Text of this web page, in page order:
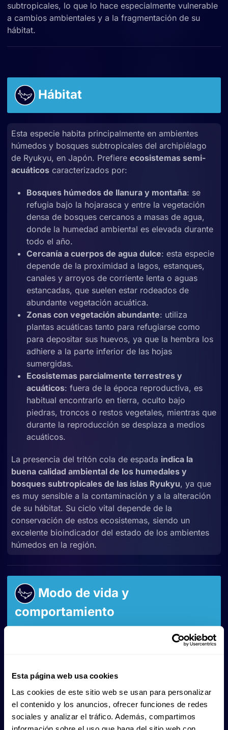
Esta página web usa cookies
Las cookies de este sitio web se usan para personalizar
el contenido y los anuncios, ofrecer funciones de redes
sociales y analizar el tráfico. Además, compartimos
subtropicales, lo que lo hace especialmente vulnerable
a cambios ambientales y a la fragmentación de su
hábitat.
Hábitat
Esta especie habita principalmente en ambientes
húmedos y bosques subtropicales del archipiélago
de Ryukyu, en Japón. Prefiere ecosistemas semi-
acuáticos caracterizados por:
Bosques húmedos de llanura y montaña: se
refugia bajo la hojarasca y entre la vegetación
densa de bosques cercanos a masas de agua,
donde la humedad ambiental es elevada durante
todo el año.
Cercanía a cuerpos de agua dulce: esta especie
depende de la proximidad a lagos, estanques,
canales y arroyos de corriente lenta o aguas
estancadas, que suelen estar rodeados de
abundante vegetación acuática.
Zonas con vegetación abundante: utiliza
plantas acuáticas tanto para refugiarse como
para depositar sus huevos, ya que la hembra los
adhiere a la parte inferior de las hojas
sumergidas.
Ecosistemas parcialmente terrestres y
acuáticos: fuera de la época reproductiva, es
habitual encontrarlo en tierra, oculto bajo
piedras, troncos o restos vegetales, mientras que
durante la reproducción se desplaza a medios
acuáticos.
La presencia del tritón cola de espada indica la
buena calidad ambiental de los humedales y
bosques subtropicales de las islas Ryukyu, ya que
es muy sensible a la contaminación y a la alteración
de su hábitat. Su ciclo vital depende de la
conservación de estos ecosistemas, siendo un
excelente bioindicador del estado de los ambientes
húmedos en la región.
Modo de vida y
comportamiento
es un anfibio con un modo
acuático. Su comportamiento y ciclo vital presentan
Comportamiento social: